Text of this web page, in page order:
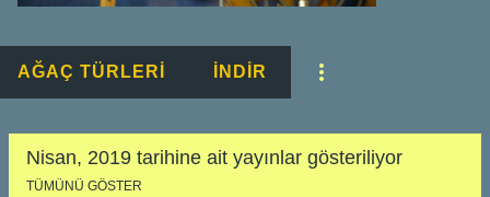
AĞAÇ TÜRLERİ İNDİR
Nisan, 2019 tarihine ait yayınlar gösteriliyor
TÜMÜNÜ GÖSTER